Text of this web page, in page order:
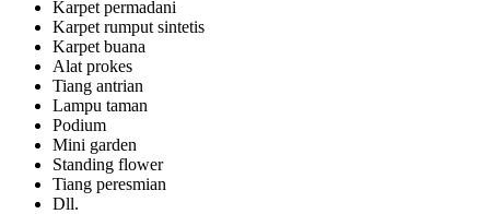
Karpet permadani
Karpet rumput sintetis
Karpet buana
Alat prokes
Tiang antrian
Lampu taman
Podium
Mini garden
Standing flower
Tiang peresmian
Dll.